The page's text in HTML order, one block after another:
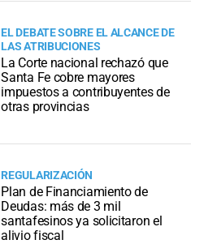
EL DEBATE SOBRE EL ALCANCE DE
LAS ATRIBUCIONES
La Corte nacional rechazó que
Santa Fe cobre mayores
impuestos a contribuyentes de
otras provincias
REGULARIZACIÓN
Plan de Financiamiento de
Deudas: más de 3 mil
santafesinos ya solicitaron el
alivio fiscal